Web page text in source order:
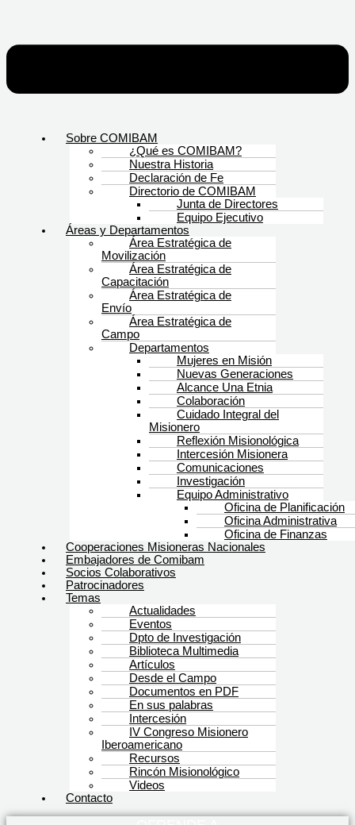
Sobre COMIBAM
¿Qué es COMIBAM?
Nuestra Historia
Declaración de Fe
Directorio de COMIBAM
Junta de Directores
Equipo Ejecutivo
Áreas y Departamentos
Área Estratégica de
Movilización
Área Estratégica de
Capacitación
Área Estratégica de
Envío
Área Estratégica de
Campo
Departamentos
Mujeres en Misión
Nuevas Generaciones
Alcance Una Etnia
Colaboración
Cuidado Integral del
Misionero
Reflexión Misionológica
Intercesión Misionera
Comunicaciones
Investigación
Equipo Administrativo
Oficina de Planificación
Oficina Administrativa
Oficina de Finanzas
Cooperaciones Misioneras Nacionales
Embajadores de Comibam
Socios Colaborativos
Patrocinadores
Temas
Actualidades
Eventos
Dpto de Investigación
Biblioteca Multimedia
Artículos
Desde el Campo
Documentos en PDF
En sus palabras
Intercesión
IV Congreso Misionero
Iberoamericano
Recursos
Rincón Misionológico
Videos
Contacto